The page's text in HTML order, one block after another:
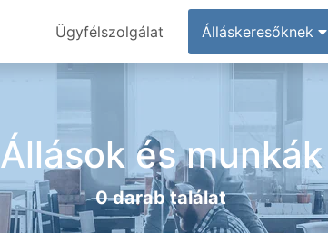
Ügyfélszolgálat Álláskeresőknek
Állások és munkák
0 darab találat